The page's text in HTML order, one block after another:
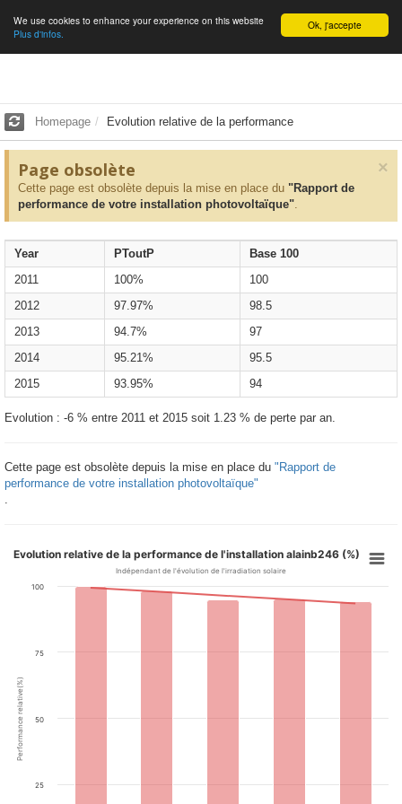
English Ok, j'accepte
We use cookies to enhance your experience on this website
Plus d'infos.
Homepage Evolution relative de la performance
×
Page obsolète
Cette page est obsolète depuis la mise en place du "Rapport de
performance de votre installation photovoltaïque".
Year PToutP
Base 100
2011
100%
100
2012
97.97%
98.5
2013
94.7%
97
2014
95.21%
95.5
2015
93.95% 94
Evolution : -6 % entre 2011 et 2015 soit 1.23 % de perte par an.
Cette page est obsolète depuis la mise en place du "Rapport de
performance de votre installation photovoltaïque"
Performance relative(%)
Evolution relative de la performance de l'installation alainb246 (%)
Indépendant de l'évolution de l'irradiation solaire
25
50
75
100